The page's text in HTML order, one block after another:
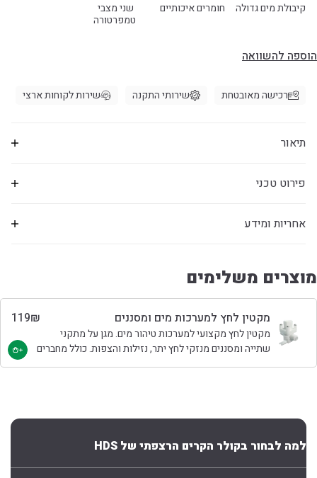
קיבולת מים גדולה חומרים איכותיים
טמפרטורה
הוספה להשוואה
רכישה מאובטחת שירותי התקנה שירות לקוחות ארצי
תיאור
פירוט טכני
אחריות ומידע
מוצרים משלימים
מקטין לחץ למערכות מים ומסננים
מקטין לחץ מקצועי למערכות טיהור מים. מגן על מתקני
שתייה ומסננים מנזקי לחץ יתר, נזילות והצפות. כולל מחברים
מהירים להתקנה פשוטה ובטוחה. מתאים למתקני מים, מיני
₪
119
למה לבחור בקולר הקרים הרצפתי של HDS